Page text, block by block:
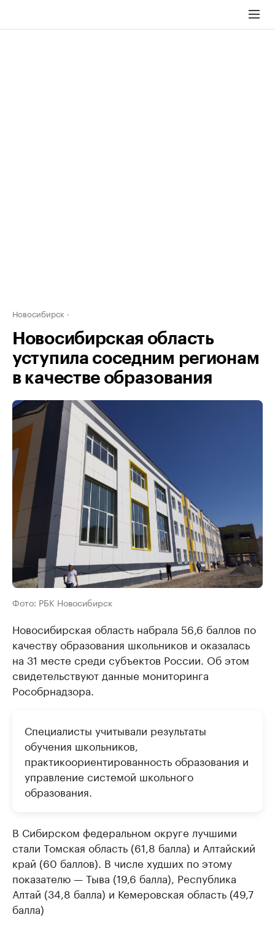
Новосибирск
Новосибирская область
уступила соседним регионам
в качестве образования
Фото: РБК Новосибирск
Новосибирская область набрала 56,6 баллов по
качеству образования школьников и оказалась
на 31 месте среди субъектов России. Об этом
свидетельствуют данные мониторинга
Рособрнадзора.
Специалисты учитывали результаты
обучения школьников,
практикоориентированность образования и
управление системой школьного
образования.
В Сибирском федеральном округе лучшими
стали Томская область (61,8 балла) и Алтайский
край (60 баллов). В числе худших по этому
показателю — Тыва (19,6 балла), Республика
Алтай (34,8 балла) и Кемеровская область (49,7
балла)